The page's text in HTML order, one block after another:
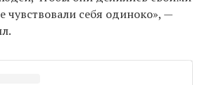
чувствовали себя одиноко», —